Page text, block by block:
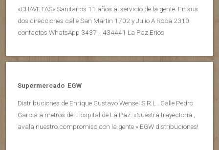
«CHAVETAS» Sanitarios 11 años al servicio de la gente. En sus
dos direcciones calle San Martin 1702 y Julio A Roca 2310
contactos WhatsApp 3437 _ 434441 La Paz Erios
Supermercado EGW
Distribuciones de Enrique Gustavo Wensel S.R.L . Calle Pedro
Garcia a metros del Hospital de La Paz. «Nuestra trayectoria ,
avala nuestro compromiso con la gente » EGW distribuciones!